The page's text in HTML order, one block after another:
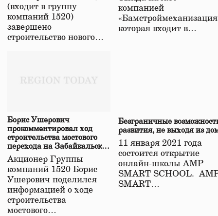
(входит в группу
компаний 1520)
завершено
строительство нового…
компанией
которая входит в…
Борис Ушерович
прокомментировал ход
строительства мостового
перехода на Забайкальской
железной дороге
Акционер Группы
компаний 1520 Борис
Ушерович поделился
информацией о ходе
строительства
мостового…
Безграничные
развития, не выходя из
11 января 2021 года
состоится открытие
онлайн-школы АМР
SMART SCHOOL.
SMART…